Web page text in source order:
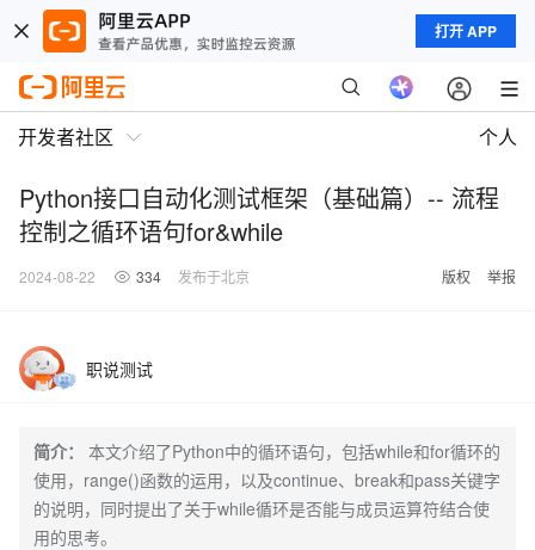
打开 APP
开发者社区 个人
Python接口自动化测试框架（基础篇）-- 流程
控制之循环语句for&while
2024-08-22 334 发布于北京 版权 举报
职说测试
简介：
本文介绍了Python中的循环语句，包括while和for循环的
使用，range()函数的运用，以及continue、break和pass关键字
的说明，同时提出了关于while循环是否能与成员运算符结合使
用的思考。